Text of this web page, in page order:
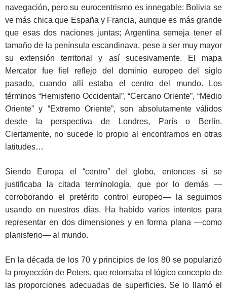
navegación, pero su eurocentrismo es innegable: Bolivia se
ve más chica que España y Francia, aunque es más grande
que esas dos naciones juntas; Argentina semeja tener el
tamaño de la península escandinava, pese a ser muy mayor
su extensión territorial y así sucesivamente. El mapa
Mercator fue fiel reflejo del dominio europeo del siglo
pasado, cuando allí estaba el centro del mundo. Los
términos “Hemisferio Occidental”, “Cercano Oriente”, “Medio
Oriente” y “Extremo Oriente”, son absolutamente válidos
desde la perspectiva de Londres, París o Berlín.
Ciertamente, no sucede lo propio al encontrarnos en otras
latitudes…
Siendo Europa el “centro” del globo, entonces sí se
justificaba la citada terminología, que por lo demás —
corroborando el pretérito control europeo— la seguimos
usando en nuestros días. Ha habido varios intentos para
representar en dos dimensiones y en forma plana —como
planisferio— al mundo.
En la década de los 70 y principios de los 80 se popularizó
la proyección de Peters, que retomaba el lógico concepto de
las proporciones adecuadas de superficies. Se lo llamó el